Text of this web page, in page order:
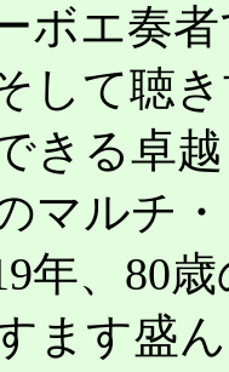
ボエ奏者
して聴
きる卓
マルチ
年、80
ます盛